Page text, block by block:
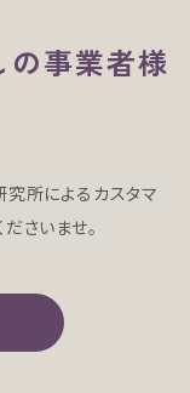
の事業者様
究所によるカスタマ
ださいませ。